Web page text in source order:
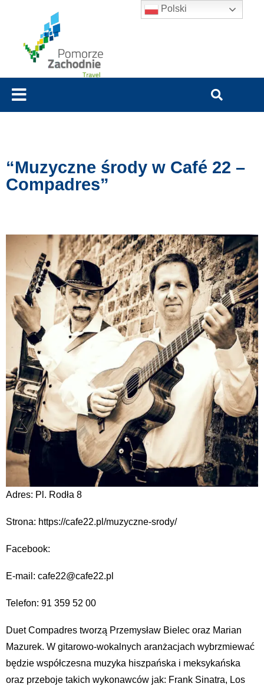
“Muzyczne środy w Café 22 –
Compadres”
Adres: Pl. Rodła 8
Strona: https://cafe22.pl/muzyczne-srody/
Facebook:
E-mail: cafe22@cafe22.pl
Telefon: 91 359 52 00
Duet Compadres tworzą Przemysław Bielec oraz Marian
Mazurek. W gitarowo-wokalnych aranżacjach wybrzmiewać
będzie współczesna muzyka hiszpańska i meksykańska
oraz przeboje takich wykonawców jak: Frank Sinatra, Los
Polski